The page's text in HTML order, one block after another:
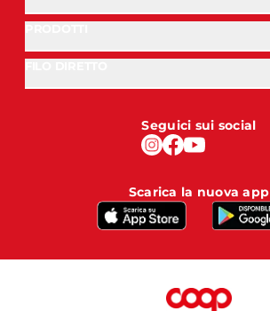
Seguici sui social
Scarica la nuova app